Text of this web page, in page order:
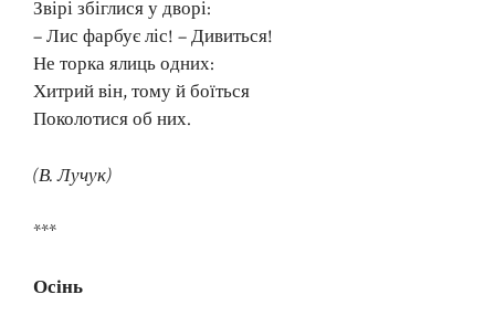
Звірі збіглися у дворі:
– Лис фарбує ліс! – Дивиться!
Не торка ялиць одних:
Хитрий він, тому й боїться
Поколотися об них.
(В. Лучук)
***
Осінь